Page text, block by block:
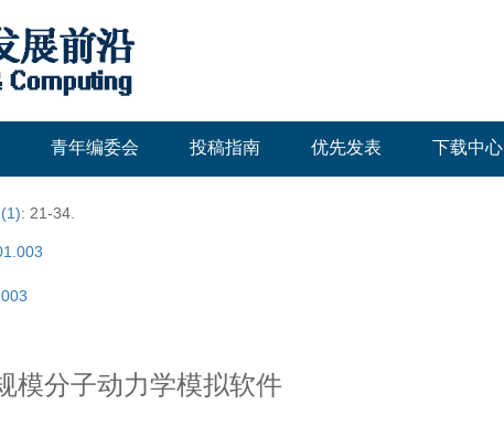
青年编委会 投稿指南 优先发表 下载中心
: 21-34.
模分子动力学模拟软件